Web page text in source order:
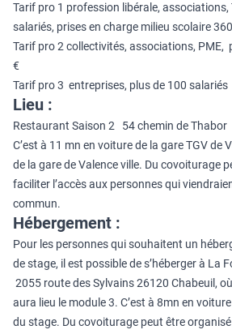
Tarif pro 1 profession libérale, associations,
salariés, prises en charge milieu scolaire
Tarif pro 2 collectivités, associations, PME,
€
Tarif pro 3 entreprises, plus de 100
Lieu :
Restaurant Saison 2 54 chemin de
C’est à 11 mn en voiture de la gare TGV de
de la gare de Valence ville. Du covoiturage
faciliter l’accès aux personnes qui
commun.
Hébergement :
Pour les personnes qui souhaitent un
de stage, il est possible de s’héberger à La
2055 route des Sylvains 26120 Chabeuil,
aura lieu le module 3. C’est à 8mn en
du stage. Du covoiturage peut être